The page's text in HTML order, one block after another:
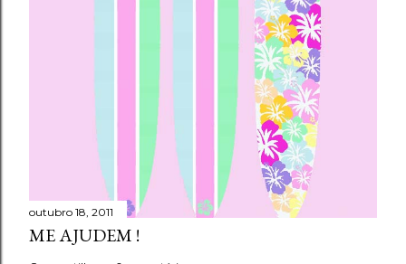
outubro 18, 2011
ME AJUDEM !